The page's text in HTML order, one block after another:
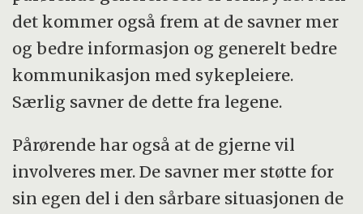
det kommer også frem at de savner mer
og bedre informasjon og generelt bedre
kommunikasjon med sykepleiere.
Særlig savner de dette fra legene.
Pårørende har også at de gjerne vil
involveres mer. De savner mer støtte for
sin egen del i den sårbare situasjonen de